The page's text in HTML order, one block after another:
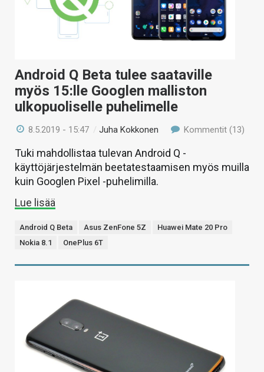
VAIHDA TEEMA
HAKU
Android Q Beta tulee saataville
myös 15:lle Googlen malliston
ulkopuoliselle puhelimelle
8.5.2019 - 15:47 /Juha Kokkonen Kommentit (13)
Tuki mahdollistaa tulevan Android Q -
käyttöjärjestelmän beetatestaamisen myös muilla
kuin Googlen Pixel -puhelimilla.
Lue lisää
Android Q Beta Asus ZenFone 5Z
Huawei Mate 20 Pro
Nokia 8.1
OnePlus 6T